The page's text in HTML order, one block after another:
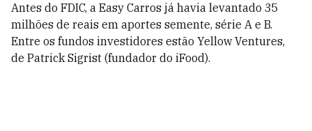
Antes do FDIC, a Easy Carros já havia levantado 35
milhões de reais em aportes semente, série A e B.
Entre os fundos investidores estão Yellow Ventures,
de Patrick Sigrist (fundador do iFood).